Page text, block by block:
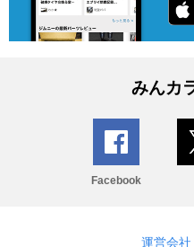
みんカ
Facebook
運営会社